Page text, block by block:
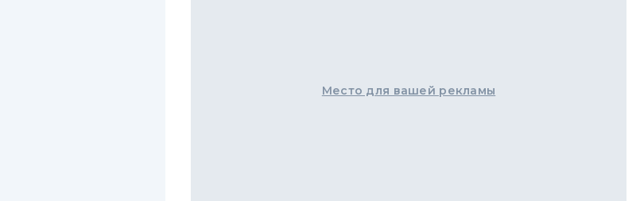
Место для вашей рекламы